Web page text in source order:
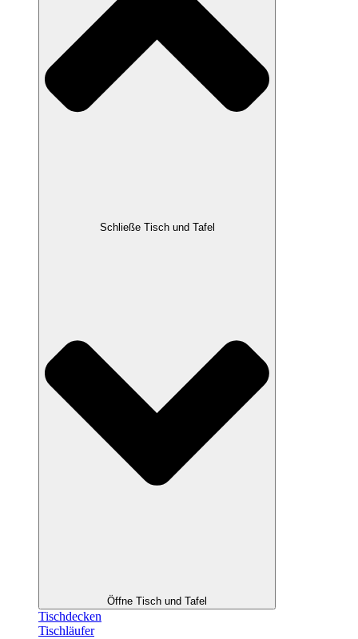
Schließe Tisch und Tafel
Öffne Tisch und Tafel
Tischdecken
Tischläufer